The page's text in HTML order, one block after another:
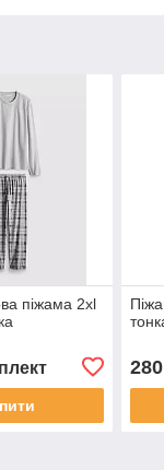
піжама 2хl
280